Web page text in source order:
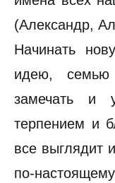
(Александр,
Начинать
идею, семью
замечать и
терпением и
все выглядит
по-